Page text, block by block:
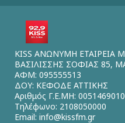
KISS ΑΝΩΝΥΜΗ
ΒΑΣΙΛΙΣΣΗΣ ΣΟΦΙΑΣ 85,
ΑΦΜ: 095555513
ΔΟΥ: ΚΕΦΟΔΕ ΑΤΤΙΚΗΣ
Αριθμός Γ.Ε.ΜΗ:
Τηλέφωνο: 2108050000
Email: info@kissfm.gr